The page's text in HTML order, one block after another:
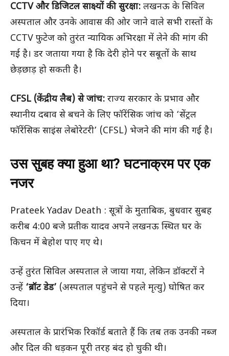
CCTV और डिजिटल साक्ष्यों की सुरक्षा: लखनऊ के सिविल
अस्पताल और उनके आवास की ओर जाने वाले सभी रास्तों के
CCTV फुटेज को तुरंत न्यायिक अभिरक्षा में लेने की मांग की
गई है। डर जताया गया है कि देरी होने पर सबूतों के साथ
छेड़छाड़ हो सकती है।
CFSL (केंद्रीय लैब) से जांच: राज्य सरकार के प्रभाव और
स्थानीय दबाव से बचने के लिए फॉरेंसिक जांच को ‘सेंट्रल
फॉरेंसिक साइंस लेबोरेटरी’ (CFSL) भेजने की मांग की गई है।
उस सुबह क्या हुआ था? घटनाक्रम पर एक
नजर
Prateek Yadav Death : सूत्रों के मुताबिक, बुधवार सुबह
करीब 4:00 बजे प्रतीक यादव अपने लखनऊ स्थित घर के
किचन में बेहोश पाए गए थे।
उन्हें तुरंत सिविल अस्पताल ले जाया गया, लेकिन डॉक्टरों ने
उन्हें ‘ब्रॉट डेड’ (अस्पताल पहुंचने से पहले मृत्यु) घोषित कर
दिया।
अस्पताल के प्रारंभिक रिकॉर्ड बताते हैं कि तब तक उनकी नब्ज
और दिल की धड़कन पूरी तरह बंद हो चुकी थी।